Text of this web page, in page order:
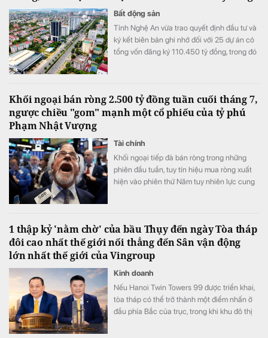
Bất động sản
Tỉnh Nghệ An vừa trao quyết định đầu tư và
ký kết biên bản ghi nhớ đối với 25 dự án có
tổng vốn đăng ký 110.450 tỷ đồng, trong đó
Khối ngoại bán ròng 2.500 tỷ đồng tuần cuối tháng 7,
ngược chiều "gom" mạnh một cổ phiếu của tỷ phú
Phạm Nhật Vượng
Tài chính
Khối ngoại tiếp đà bán ròng trong những
phiên đầu tuần, tuy tín hiệu mua ròng xuất
hiện vào phiên thứ Năm tuy nhiên lực cung
1 thập kỷ 'nằm chờ' của bầu Thụy đến ngày Tòa tháp
đôi cao nhất thế giới nối thẳng đến Sân vận động
lớn nhất thế giới của Vingroup
Kinh doanh
Nếu Hanoi Twin Towers 99 được triển khai,
tòa tháp có thể trở thành một điểm nhấn ở
đầu phía Bắc của trục, trong khi khu đô thị